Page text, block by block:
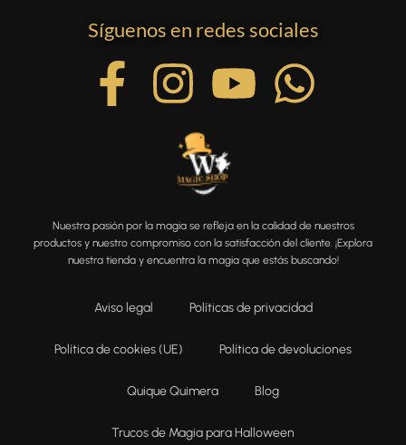
Síguenos en redes sociales
Nuestra pasión por la magia se refleja en la calidad de nuestros
productos y nuestro compromiso con la satisfacción del cliente. ¡Explora
nuestra tienda y encuentra la magia que estás buscando!
Aviso legal Políticas de privacidad
Política de cookies (UE) Política de devoluciones
Quique Quimera Blog
Trucos de Magia para Halloween